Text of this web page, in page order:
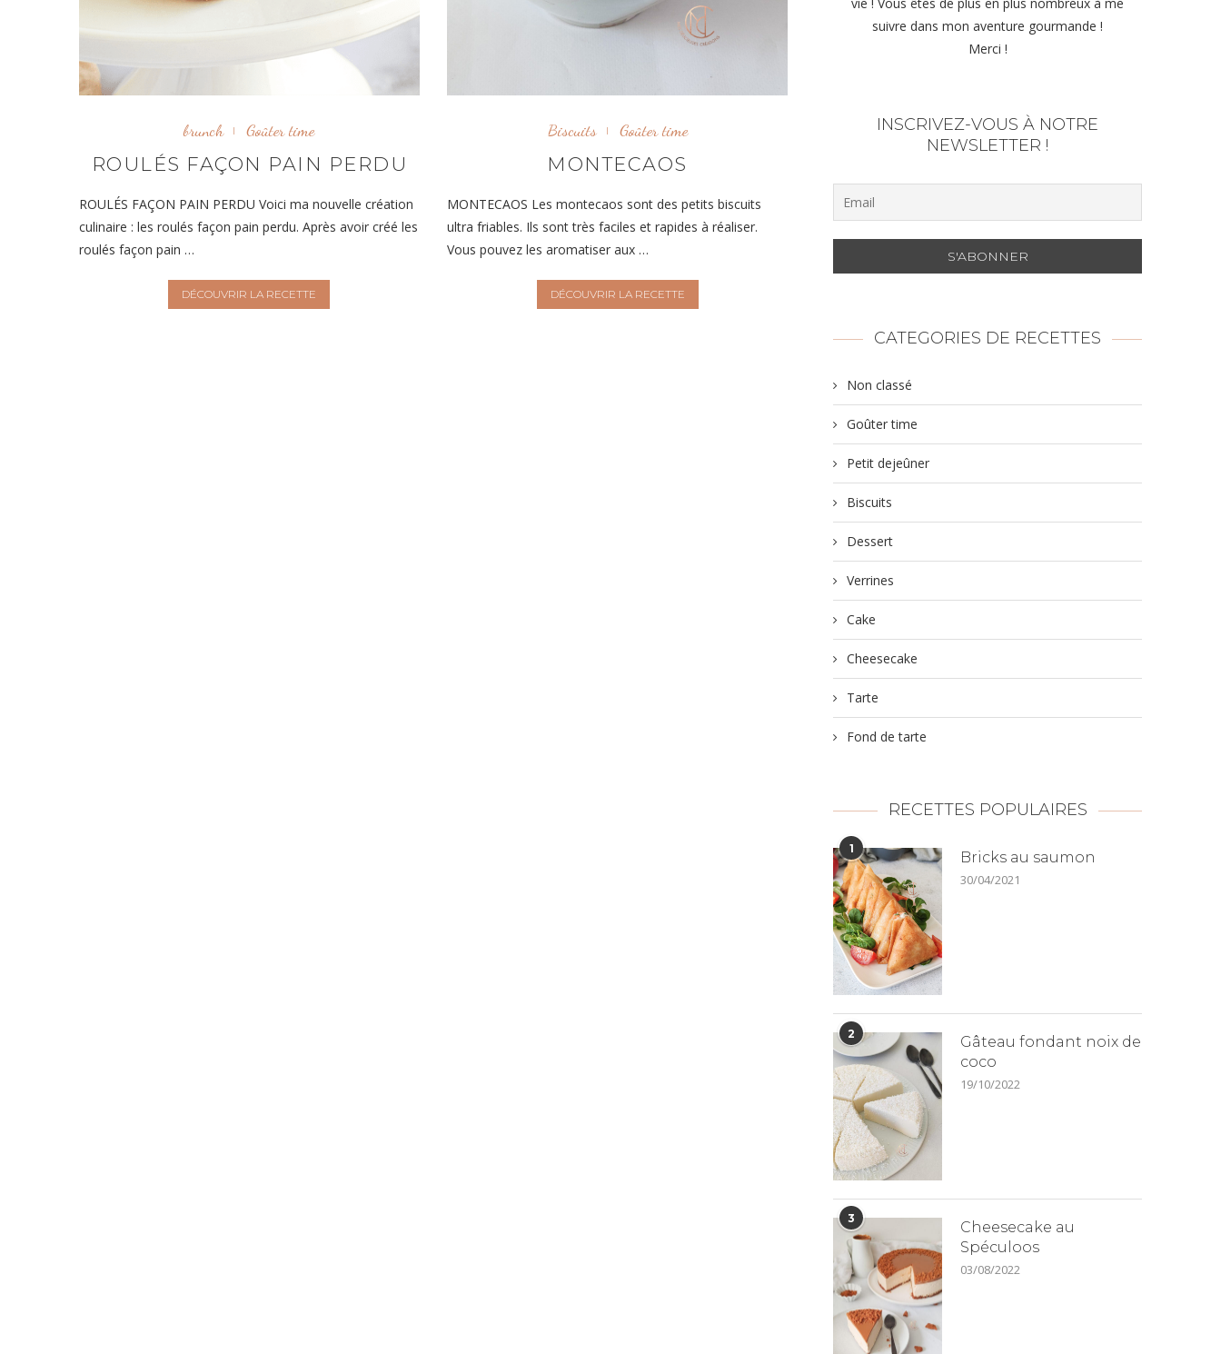
brunch Goûter time
ROULÉS FAÇON PAIN PERDU
ROULÉS FAÇON PAIN PERDU Voici ma nouvelle création
culinaire : les roulés façon pain perdu. Après avoir créé les
roulés façon pain …
DÉCOUVRIR LA RECETTE
Biscuits Goûter time
MONTECAOS
MONTECAOS Les montecaos sont des petits biscuits
ultra friables. Ils sont très faciles et rapides à réaliser.
Vous pouvez les aromatiser aux …
DÉCOUVRIR LA RECETTE
suivre dans mon aventure gourmande !
Merci !
INSCRIVEZ-VOUS À NOTRE
NEWSLETTER !
CATEGORIES DE RECETTES
Non classé
Goûter time
Petit dejeûner
Biscuits
Dessert
Verrines
Cake
Cheesecake
Tarte
Fond de tarte
RECETTES POPULAIRES
1
Bricks au saumon
30/04/2021
2
Gâteau fondant noix de
coco
19/10/2022
3
Cheesecake au
Spéculoos
03/08/2022